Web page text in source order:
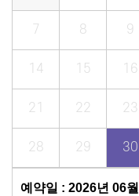
7 8 9
14 15 16
21 22 23
28 29 30
예약일 : 2026년 06